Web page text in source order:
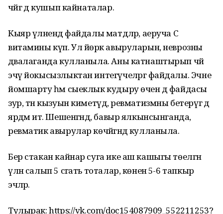
чәйгә дә кушып кайнаталар.
Кыяр үләнендә файдалы матдәләр, аеруча С
витамины күп. Ул йөрәк авыруларын, неврозны
дәвалаганда кулланыла. Аны катнаштырып чәй
эчү йокысызлыктан интегүчеләргә файдалы. Эчне
йомшарту һәм сыеклык кудыру өчен дә файдасы
зур, тән кызуын киметүдә, ревматизмны бетерүгә дә
ярдәм итә. Шешенгәндә, бавыр ялкынсынганда,
ревматик авырулар көчәйгәндә кулланыла.
Бер стакан кайнар суга ике аш кашыгы төелгән
үлән салып 5 сәгать тоталар, көненә 5-6 тапкыр
эчәләр.
Тулырак: https://vk.com/doc154087909_552211253?